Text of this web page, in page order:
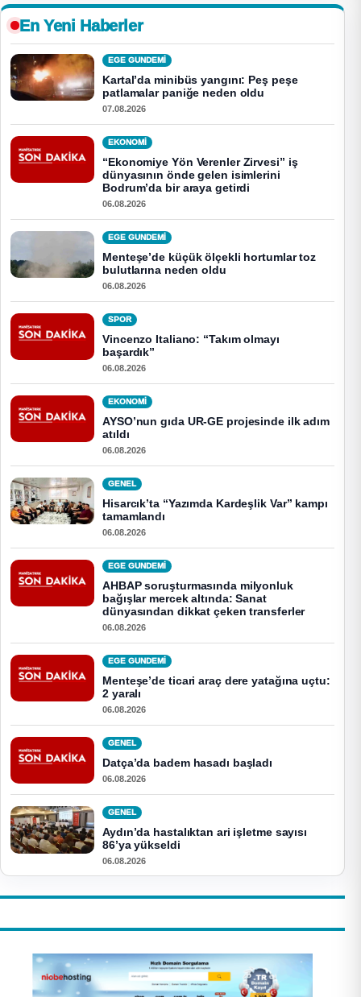
En Yeni Haberler
EGE GUNDEMİ
Kartal’da minibüs yangını: Peş peşe
patlamalar paniğe neden oldu
07.08.2026
EKONOMI
“Ekonomiye Yön Verenler Zirvesi” iş
dünyasının önde gelen isimlerini
Bodrum’da bir araya getirdi
06.08.2026
EGE GUNDEMİ
Menteşe’de küçük ölçekli hortumlar toz
bulutlarına neden oldu
06.08.2026
SPOR
Vincenzo Italiano: “Takım olmayı
başardık”
06.08.2026
EKONOMI
AYSO’nun gıda UR-GE projesinde ilk adım
atıldı
06.08.2026
GENEL
Hisarcık’ta “Yazımda Kardeşlik Var” kampı
tamamlandı
06.08.2026
EGE GUNDEMİ
AHBAP soruşturmasında milyonluk
bağışlar mercek altında: Sanat
dünyasından dikkat çeken transferler
06.08.2026
EGE GUNDEMİ
Menteşe’de ticari araç dere yatağına uçtu:
2 yaralı
06.08.2026
GENEL
Datça’da badem hasadı başladı
06.08.2026
GENEL
Aydın’da hastalıktan ari işletme sayısı
86’ya yükseldi
06.08.2026